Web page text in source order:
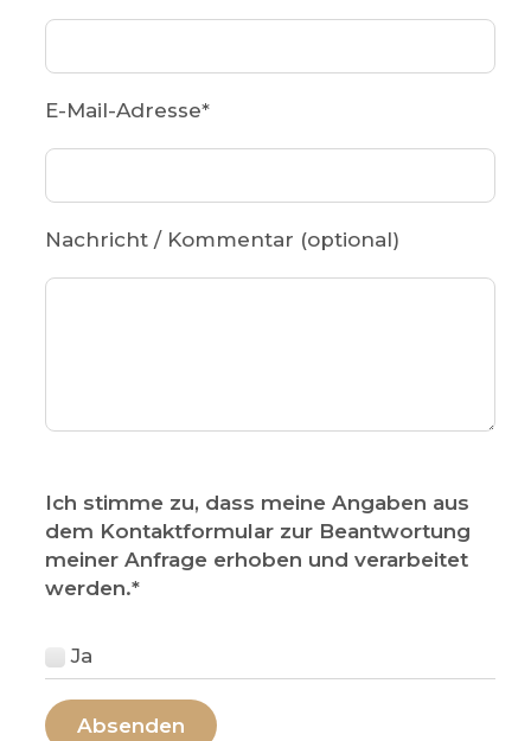
E-Mail-Adresse*
Nachricht / Kommentar (optional)
Ich stimme zu, dass meine Angaben aus
dem Kontaktformular zur Beantwortung
meiner Anfrage erhoben und verarbeitet
werden.*
Ja